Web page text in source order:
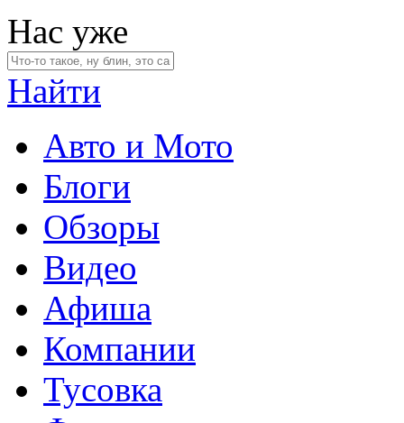
Нас уже
Найти
Авто и Мото
Блоги
Обзоры
Видео
Афиша
Компании
Тусовка